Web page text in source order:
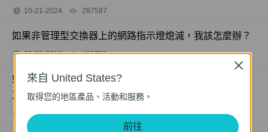
10-21-2024 287587
如果非管理型交換器上的網路指示燈熄滅，我該怎麼辦？
06-08-2018 415708views
如果我的電腦在透過網路線連接到非管理型交換器時無法
正常使用，我該怎麼辦？
05-22-2018 317015views
來自 United States?
取得您的地區產品、活動和服務。
前往
Close